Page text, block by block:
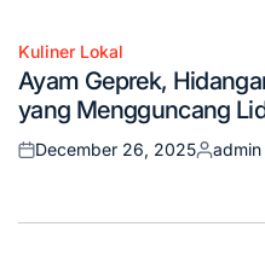
Posted
in
Kuliner Lokal
Ayam Geprek,
yang Mengguncang
Posted
December 26, 2025
Posted
admin